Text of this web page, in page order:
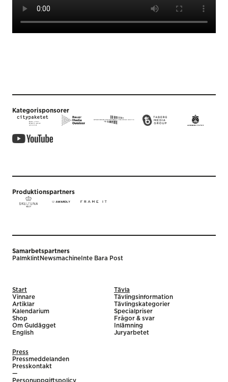
Kategorisponsorer
Produktionspartners
Samarbetspartners
PalmklintNewsmachine Inte Bara Post
Start
Vinnare
Artiklar
Kalendarium
Shop
Om Guldägget
English
Tävla
Tävlingsinformation
Tävlingskategorier
Specialpriser
Frågor & svar
Inlämning
Juryarbetet
Press
Pressmeddelanden
Presskontakt
—